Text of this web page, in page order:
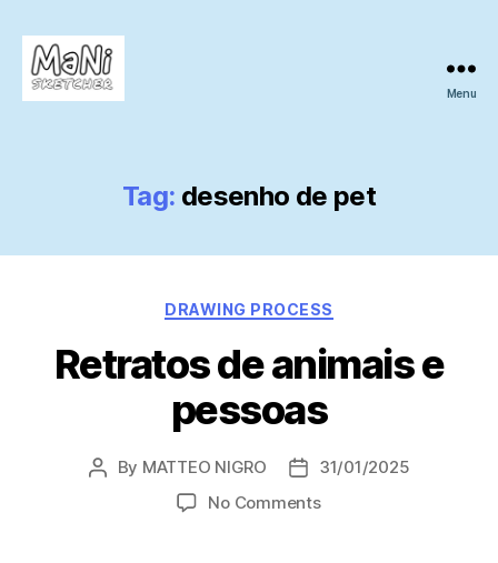
Menu
Tag: desenho de pet
Categories
DRAWING PROCESS
Retratos de animais e
pessoas
Post
By MATTEO NIGRO
Post
date
31/01/2025
No Commentson